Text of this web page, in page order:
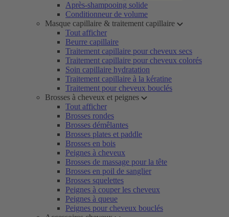
Après-shampooing solide
Conditionneur de volume
Masque capillaire & traitement capillaire
Tout afficher
Beurre capillaire
Traitement capillaire pour cheveux secs
Traitement capillaire pour cheveux colorés
Soin capillaire hydratation
Traitement capillaire à la kératine
Traitement pour cheveux bouclés
Brosses à cheveux et peignes
Tout afficher
Brosses rondes
Brosses démêlantes
Brosses plates et paddle
Brosses en bois
Peignes à cheveux
Brosses de massage pour la tête
Brosses en poil de sanglier
Brosses squelettes
Peignes à couper les cheveux
Peignes à queue
Peignes pour cheveux bouclés